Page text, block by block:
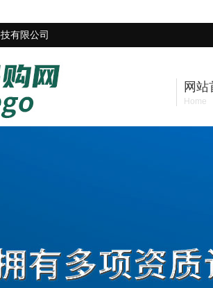
有限公司
网站
Home